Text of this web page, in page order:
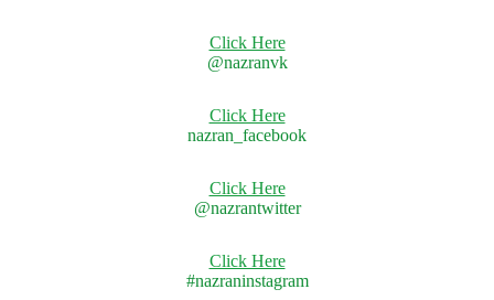
Click Here
@nazranvk
Click Here
nazran_facebook
Click Here
@nazrantwitter
Click Here
#nazraninstagram